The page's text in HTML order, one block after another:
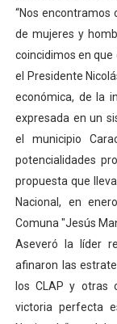
“Nos
de mujeres y
coincidimos en
el Presidente
económica, de la
expresada en un
el municipio
potencialidades
propuesta que
Nacional, en
Comuna "Jesús
Aseveró la líder
afinaron las
los CLAP y otras
victoria perfecta